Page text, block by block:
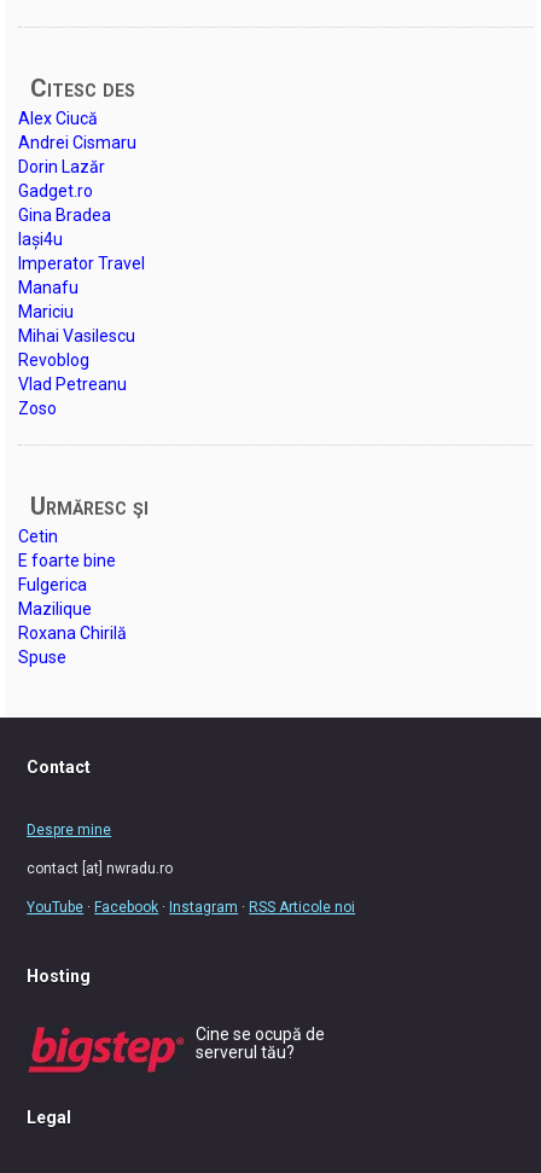
Citesc des
Alex Ciucă
Andrei Cismaru
Dorin Lazăr
Gadget.ro
Gina Bradea
Iași4u
Imperator Travel
Manafu
Mariciu
Mihai Vasilescu
Revoblog
Vlad Petreanu
Zoso
Urmăresc şi
Cetin
E foarte bine
Fulgerica
Mazilique
Roxana Chirilă
Spuse
Contact
Despre mine
contact [at] nwradu.ro
YouTube ·Facebook ·Instagram ·RSS Articole noi
Hosting
Cine se ocupă de
serverul tău?
Legal